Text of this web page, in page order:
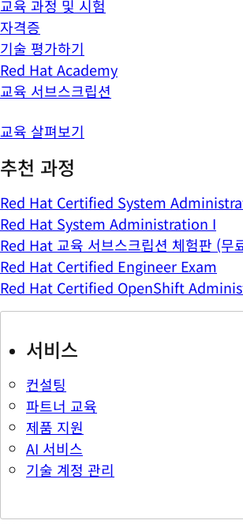
교육 과정 및 시험
자격증
기술 평가하기
Red Hat Academy
교육 서브스크립션
교육 살펴보기
추천 과정
Red Hat Certified System
Red Hat System Administration I
Red Hat 교육 서브스크립션 체험판 (무
Red Hat Certified Engineer Exam
Red Hat Certified OpenShift
서비스
컨설팅
파트너 교육
제품 지원
AI 서비스
기술 계정 관리